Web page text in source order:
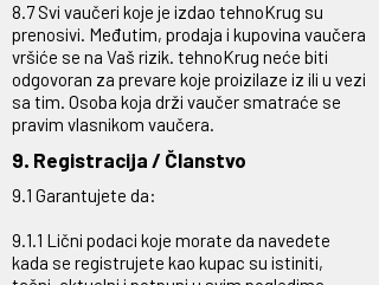
8.7 Svi vaučeri koje je izdao tehnoKrug su
prenosivi. Međutim, prodaja i kupovina vaučera
vršiće se na Vaš rizik. tehnoKrug neće biti
odgovoran za prevare koje proizilaze iz ili u vezi
sa tim. Osoba koja drži vaučer smatraće se
pravim vlasnikom vaučera.
9. Registracija / Članstvo
9.1 Garantujete da:
9.1.1 Lični podaci koje morate da navedete
kada se registrujete kao kupac su istiniti,